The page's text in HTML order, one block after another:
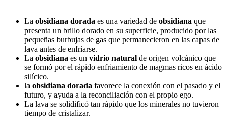
La obsidiana dorada es una variedad de obsidiana que
presenta un brillo dorado en su superficie, producido por las
pequeñas burbujas de gas que permanecieron en las capas de
lava antes de enfriarse.
La obsidiana es un vidrio natural de origen volcánico que
se formó por el rápido enfriamiento de magmas ricos en ácido
silícico.
la obsidiana dorada favorece la conexión con el pasado y el
futuro, y ayuda a la reconciliación con el propio ego.
La lava se solidificó tan rápido que los minerales no tuvieron
tiempo de cristalizar.